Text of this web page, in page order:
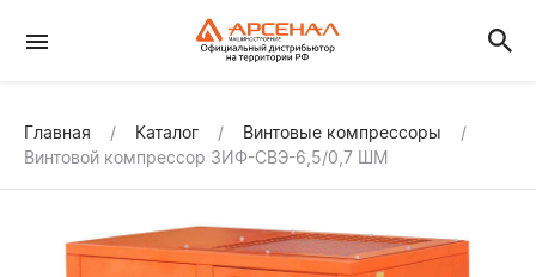
Главная Каталог
Винтовые компрессоры
Винтовой компрессор ЗИФ-СВЭ-6,5/0,7 ШМ